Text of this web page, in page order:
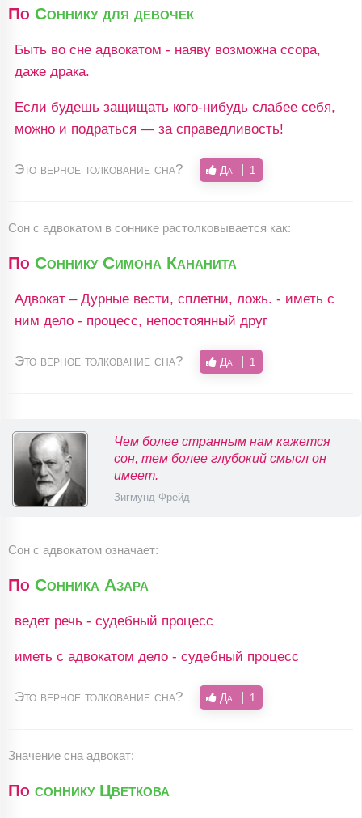
По Соннику для девочек
Быть во сне адвокатом - наяву возможна ссора,
даже драка.
Если будешь защищать кого-нибудь слабее себя,
можно и подраться — за справедливость!
Это верное толкование сна? Да 1
Сон c адвокатом в соннике растолковывается как:
По Соннику Симона Кананита
Адвокат – Дурные вести, сплетни, ложь. - иметь с
ним дело - процесс, непостоянный друг
Это верное толкование сна? Да 1
Чем более странным нам кажется
сон, тем более глубокий смысл он
имеет.
Зигмунд Фрейд
Сон с адвокатом означает:
По Сонника Азара
ведет речь - судебный процесс
иметь с адвокатом дело - судебный процесс
Это верное толкование сна? Да 1
Значение сна адвокат:
По соннику Цветкова